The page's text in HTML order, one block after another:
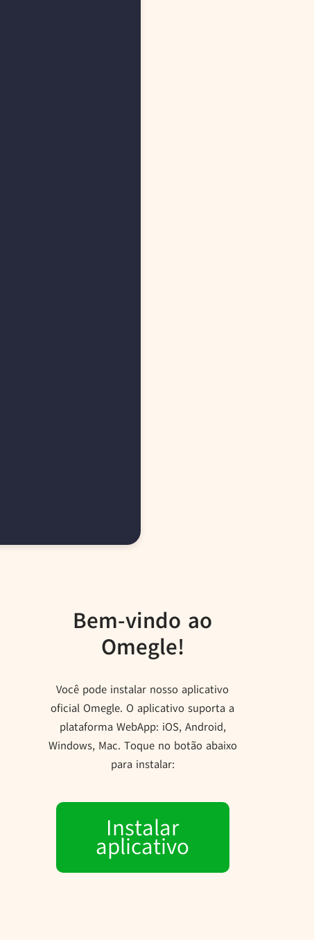
Bem-vindo ao
Omegle!
Você pode instalar nosso aplicativo
oficial Omegle. O aplicativo suporta a
plataforma WebApp: iOS, Android,
Windows, Mac. Toque no botão abaixo
para instalar:
Instalar
aplicativo